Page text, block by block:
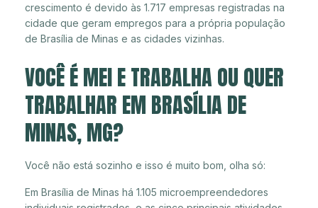
crescimento é devido às 1.717 empresas registradas na
cidade que geram empregos para a própria população
de Brasília de Minas e as cidades vizinhas.
VOCÊ É MEI E TRABALHA OU QUER
TRABALHAR EM BRASÍLIA DE
MINAS, MG?
Você não está sozinho e isso é muito bom, olha só:
Em Brasília de Minas há 1.105 microempreendedores